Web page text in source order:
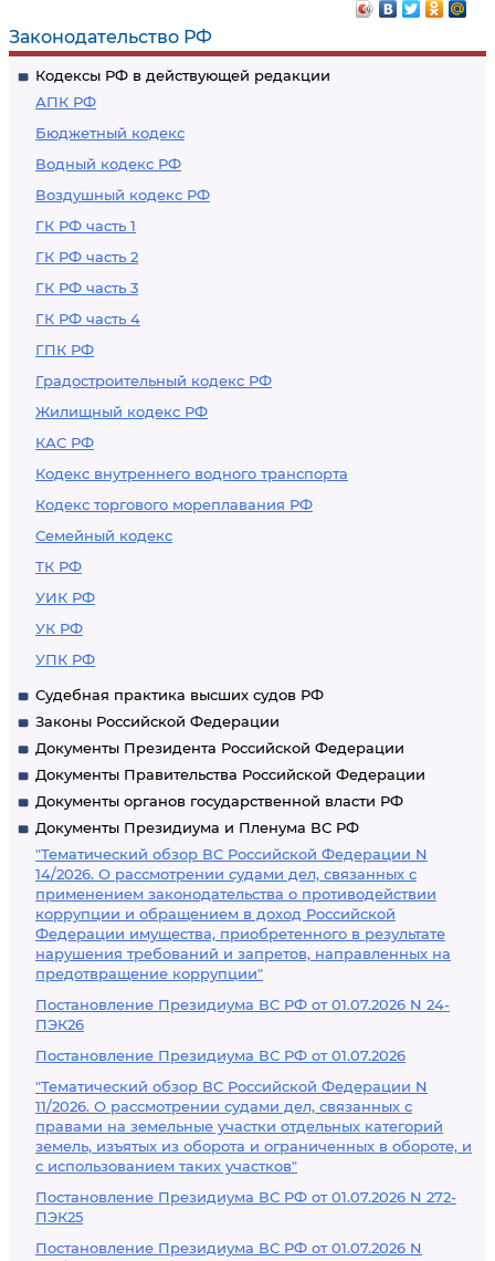
Законодательство РФ
Кодексы РФ в действующей редакции
АПК РФ
Бюджетный кодекс
Водный кодекс РФ
Воздушный кодекс РФ
ГК РФ часть 1
ГК РФ часть 2
ГК РФ часть 3
ГК РФ часть 4
ГПК РФ
Градостроительный кодекс РФ
Жилищный кодекс РФ
КАС РФ
Кодекс внутреннего водного транспорта
Кодекс торгового мореплавания РФ
Семейный кодекс
ТК РФ
УИК РФ
УК РФ
УПК РФ
Судебная практика высших судов РФ
Законы Российской Федерации
Документы Президента Российской Федерации
Документы Правительства Российской Федерации
Документы органов государственной власти РФ
Документы Президиума и Пленума ВС РФ
"Тематический обзор ВС Российской Федерации N
14/2026. О рассмотрении судами дел, связанных с
применением законодательства о противодействии
коррупции и обращением в доход Российской
Федерации имущества, приобретенного в результате
нарушения требований и запретов, направленных на
предотвращение коррупции"
Постановление Президиума ВС РФ от 01.07.2026 N 24-
ПЭК26
Постановление Президиума ВС РФ от 01.07.2026
"Тематический обзор ВС Российской Федерации N
11/2026. О рассмотрении судами дел, связанных с
правами на земельные участки отдельных категорий
земель, изъятых из оборота и ограниченных в обороте, и
с использованием таких участков"
Постановление Президиума ВС РФ от 01.07.2026 N 272-
ПЭК25
Постановление Президиума ВС РФ от 01.07.2026 N